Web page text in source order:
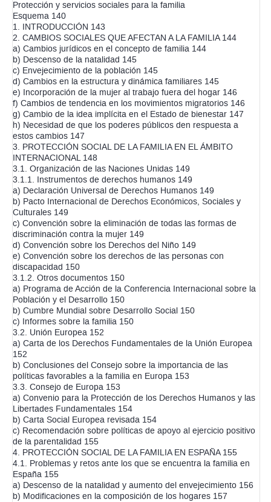
Protección y servicios sociales para la familia
Esquema 140
1. INTRODUCCIÓN 143
2. CAMBIOS SOCIALES QUE AFECTAN A LA FAMILIA 144
a) Cambios jurídicos en el concepto de familia 144
b) Descenso de la natalidad 145
c) Envejecimiento de la población 145
d) Cambios en la estructura y dinámica familiares 145
e) Incorporación de la mujer al trabajo fuera del hogar 146
f) Cambios de tendencia en los movimientos migratorios 146
g) Cambio de la idea implícita en el Estado de bienestar 147
h) Necesidad de que los poderes públicos den respuesta a
estos cambios 147
3. PROTECCIÓN SOCIAL DE LA FAMILIA EN EL ÁMBITO
INTERNACIONAL 148
3.1. Organización de las Naciones Unidas 149
3.1.1. Instrumentos de derechos humanos 149
a) Declaración Universal de Derechos Humanos 149
b) Pacto Internacional de Derechos Económicos, Sociales y
Culturales 149
c) Convención sobre la eliminación de todas las formas de
discriminación contra la mujer 149
d) Convención sobre los Derechos del Niño 149
e) Convención sobre los derechos de las personas con
discapacidad 150
3.1.2. Otros documentos 150
a) Programa de Acción de la Conferencia Internacional sobre la
Población y el Desarrollo 150
b) Cumbre Mundial sobre Desarrollo Social 150
c) Informes sobre la familia 150
3.2. Unión Europea 152
a) Carta de los Derechos Fundamentales de la Unión Europea
152
b) Conclusiones del Consejo sobre la importancia de las
políticas favorables a la familia en Europa 153
3.3. Consejo de Europa 153
a) Convenio para la Protección de los Derechos Humanos y las
Libertades Fundamentales 154
b) Carta Social Europea revisada 154
c) Recomendación sobre políticas de apoyo al ejercicio positivo
de la parentalidad 155
4. PROTECCIÓN SOCIAL DE LA FAMILIA EN ESPAÑA 155
4.1. Problemas y retos ante los que se encuentra la familia en
España 155
a) Descenso de la natalidad y aumento del envejecimiento 156
b) Modificaciones en la composición de los hogares 157